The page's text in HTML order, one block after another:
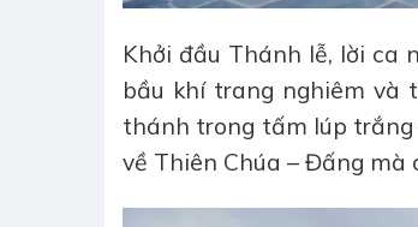
Khởi đầu Thánh lễ, lời ca
bầu khí trang nghiêm và
thánh trong tấm lúp trắng
về Thiên Chúa – Đấng